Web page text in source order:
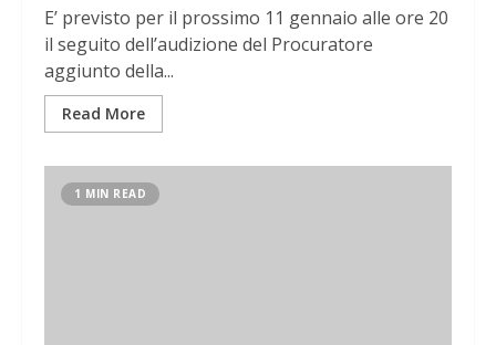
E’ previsto per il prossimo 11 gennaio alle ore 20
il seguito dell’audizione del Procuratore
aggiunto della...
Read More
1 MIN READ